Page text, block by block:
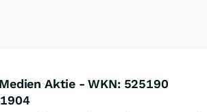
Aktie - WKN: 525190